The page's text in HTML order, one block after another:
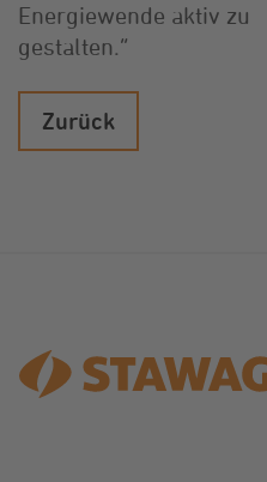
Energiewende aktiv zu
gestalten.“
Zurück